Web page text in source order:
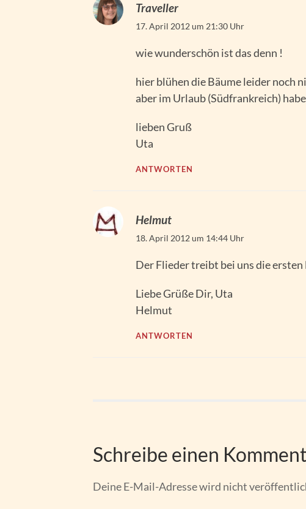
Traveller
17. April 2012 um 21:30 Uhr
wie wunderschön ist das denn !
hier blühen die Bäume leider noch
aber im Urlaub (Südfrankreich)
lieben Gruß
Uta
ANTWORTEN
Helmut
18. April 2012 um 14:44 Uhr
Der Flieder treibt bei uns die ersten
Liebe Grüße Dir, Uta
Helmut
ANTWORTEN
Schreibe einen
Deine E-Mail-Adresse wird nicht